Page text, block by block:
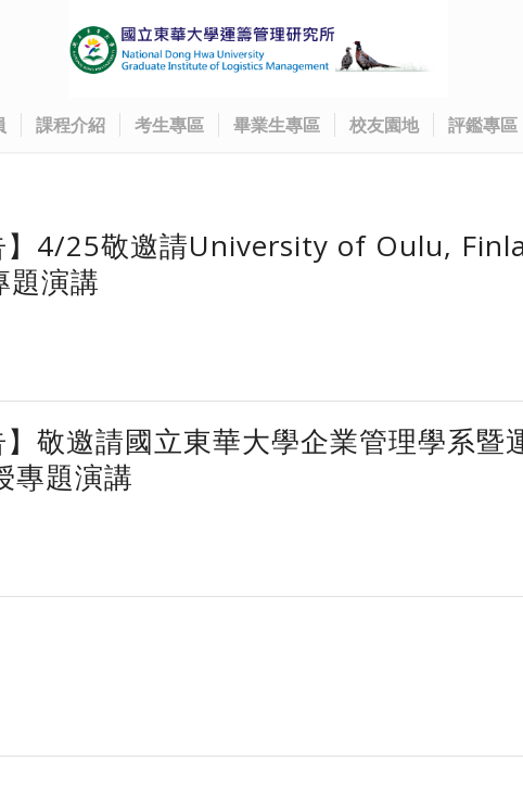
課程介紹 考生專區 畢業生專區 校友園地 評鑑專區
】4/25敬邀請University of Oulu,
題演講
】敬邀請國立東華大學企業管理學系暨
專題演講